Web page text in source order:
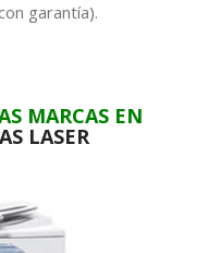
garantía).
MARCAS EN
LASER